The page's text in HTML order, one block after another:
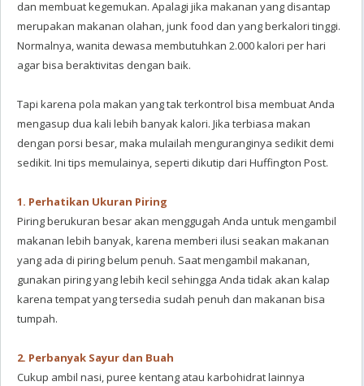
dan membuat kegemukan. Apalagi jika makanan yang disantap
merupakan makanan olahan, junk food dan yang berkalori tinggi.
Normalnya, wanita dewasa membutuhkan 2.000 kalori per hari
agar bisa beraktivitas dengan baik.
Tapi karena pola makan yang tak terkontrol bisa membuat Anda
mengasup dua kali lebih banyak kalori. Jika terbiasa makan
dengan porsi besar, maka mulailah menguranginya sedikit demi
sedikit. Ini tips memulainya, seperti dikutip dari Huffington Post.
1. Perhatikan Ukuran Piring
Piring berukuran besar akan menggugah Anda untuk mengambil
makanan lebih banyak, karena memberi ilusi seakan makanan
yang ada di piring belum penuh. Saat mengambil makanan,
gunakan piring yang lebih kecil sehingga Anda tidak akan kalap
karena tempat yang tersedia sudah penuh dan makanan bisa
tumpah.
2. Perbanyak Sayur dan Buah
Cukup ambil nasi, puree kentang atau karbohidrat lainnya